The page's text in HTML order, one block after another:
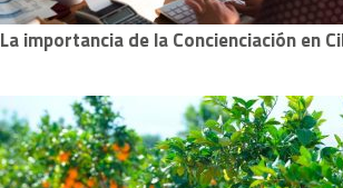
La importancia de la Concienciación en